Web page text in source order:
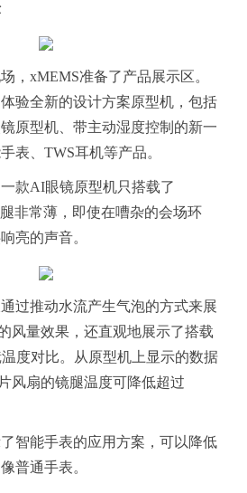
，xMEMS准备了产品展示区。
验全新的设计方案原型机，包括
原型机、带主动湿度控制的新一
表、TWS耳机等产品。
款AI眼镜原型机只搭载了
非常薄，即使在嘈杂的会场环
亮的声音。
过推动水流产生气泡的方式来展
风量效果，还直观地展示了搭载
度对比。从原型机上显示的数据
风扇的镜腿温度可降低超过
智能手表的应用方案，可以降低
普通手表。